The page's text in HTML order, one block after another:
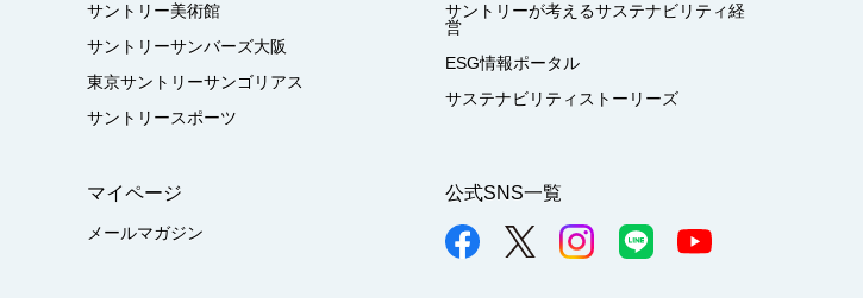
サントリー美術館
サントリーサンバーズ大阪
東京サントリーサンゴリアス
サントリースポーツ
サントリーが考えるサステナビリティ経
営
ESG情報ポータル
サステナビリティストーリーズ
マイページ
メールマガジン
公式SNS一覧